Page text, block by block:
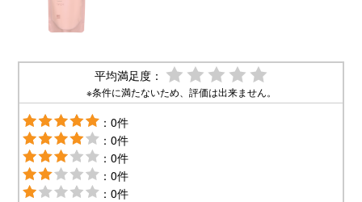
平均満足度：
※条件に満たないため、評価は出来ません。
：0件
：0件
：0件
：0件
：0件